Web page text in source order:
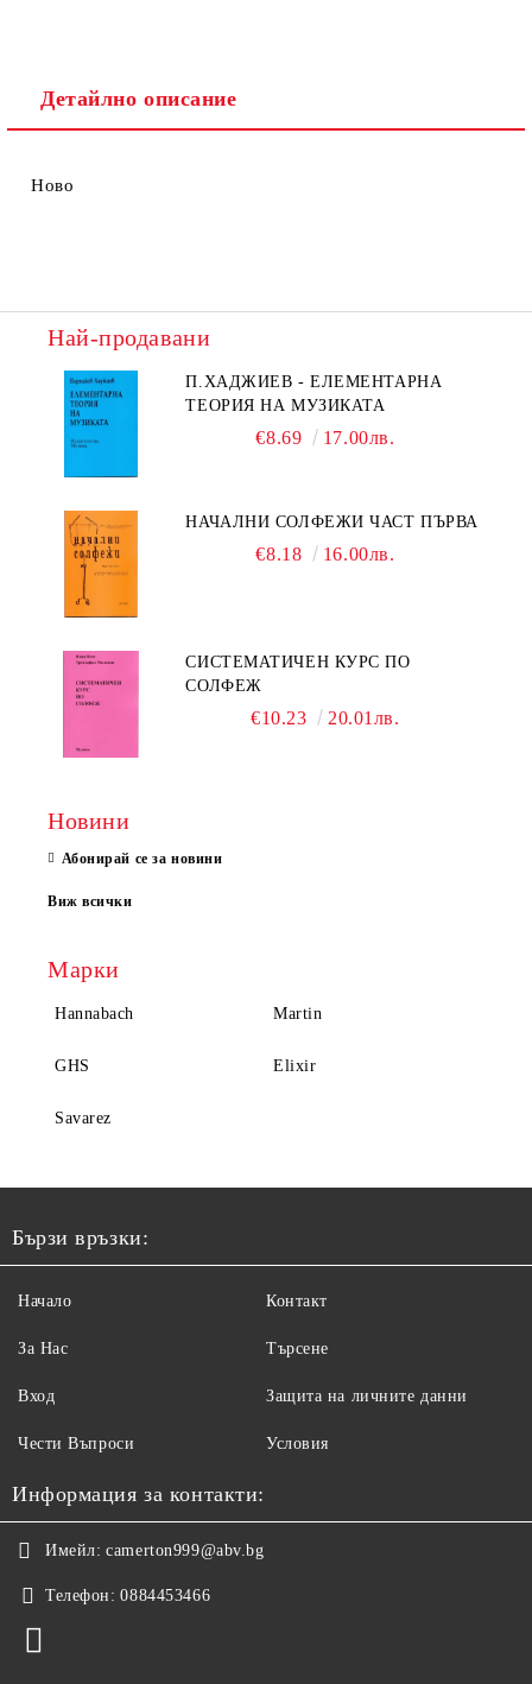
Детайлно описание
Ново
Най-продавани
П.ХАДЖИЕВ - ЕЛЕМЕНТАРНА
ТЕОРИЯ НА МУЗИКАТА
€8.69 17.00лв.
НАЧАЛНИ СОЛФЕЖИ ЧАСТ ПЪРВА
€8.18 16.00лв.
СИСТЕМАТИЧЕН КУРС ПО
СОЛФЕЖ
€10.23 20.01лв.
Новини
Абонирай се за новини
Виж всички
Марки
Hannabach Martin
GHS Elixir
Savarez
Бързи връзки:
Начало
За Нас
Вход
Чести Въпроси
Контакт
Търсене
Защита на личните данни
Условия
Информация за контакти:
Имейл: camerton999@abv.bg
Телефон: 0884453466